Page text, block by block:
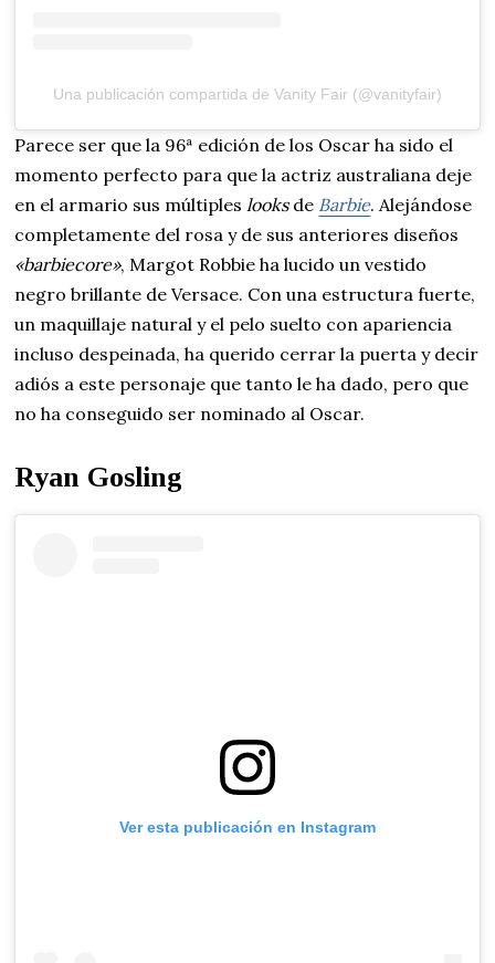
Una publicación compartida de Vanity Fair (@vanityfair)
Parece ser que la 96ª edición de los Oscar ha sido el
momento perfecto para que la actriz australiana deje
en el armario sus múltipleslooksde Barbie. Alejándose
completamente del rosa y de sus anteriores diseños
«barbiecore», Margot Robbie ha lucido un vestido
negro brillante de Versace. Con una estructura fuerte,
un maquillaje natural y el pelo suelto con apariencia
incluso despeinada, ha querido cerrar la puerta y decir
adiós a este personaje que tanto le ha dado, pero que
no ha conseguido ser nominado al Oscar.
Ryan Gosling
Ver esta publicación en Instagram